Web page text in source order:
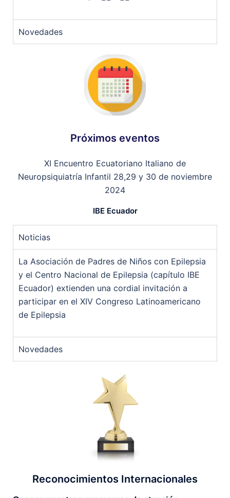
Novedades
Próximos eventos
XI Encuentro Ecuatoriano Italiano de
Neuropsiquiatría Infantil 28,29 y 30 de noviembre
2024
IBE Ecuador
Noticias
La Asociación de Padres de Niños con Epilepsia
y el Centro Nacional de Epilepsia (capítulo IBE
Ecuador) extienden una cordial invitación a
participar en el XIV Congreso Latinoamericano
de Epilepsia
Novedades
Reconocimientos Internacionales